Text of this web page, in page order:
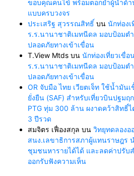
ขอบคุณคนไข้ พร้อมตอกย้ำผู้นำด้า
แบบครบวงจร
ประเสริฐ สุวรรณสิทธิ์ บน นักท่อง
ร.ร.นานาชาติเมทนีดล มอบป้อมต
ปลอดภัยทางเข้าเขื่อน
T.View Mtds บน นักท่องเที่ยวเขื่
ร.ร.นานาชาติเมทนีดล มอบป้อมต
ปลอดภัยทางเข้าเขื่อน
OR จับมือ ไทย เวียตเจ็ท ใช้น้ำมัน
ยั่งยืน (SAF) สำหรับเที่ยวบินปฐมฤ
PTG ทุ่ม 300 ล้าน ผงาดคว้าสิทธิ์ไ
3 ปีรวด
สมจิตร เฟื่องสกุล บน วิทยุทดลองอ
สนง.เลขาธิการสภาผู้แทนราษฎร
ชุมชนหารายได้ได้ และลดค่าปรับ
ออกรับฟังความเห็น